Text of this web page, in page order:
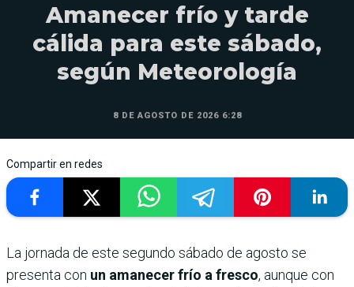
Amanecer frío y tarde
cálida para este sábado,
según Meteorología
8 DE AGOSTO DE 2026 6:28
Compartir en redes
La jornada de este segundo sábado de agosto se
presenta con un amanecer frío a fresco, aunque con